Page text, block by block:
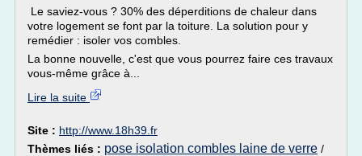
Le saviez-vous ? 30% des déperditions de chaleur dans
votre logement se font par la toiture. La solution pour y
remédier : isoler vos combles.
La bonne nouvelle, c'est que vous pourrez faire ces travaux
vous-même grâce à...
Lire la suite
Site : http://www.18h39.fr
Thèmes liés : pose isolation combles laine de verre /